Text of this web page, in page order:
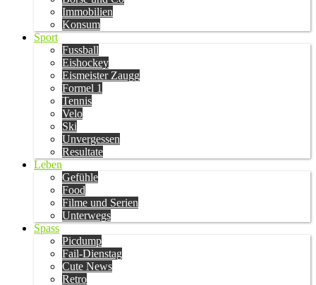
Immobilien
Konsum
Sport
Fussball
Eishockey
Eismeister Zaugg
Formel 1
Tennis
Velo
Ski
Unvergessen
Resultate
Leben
Gefühle
Food
Filme und Serien
Unterwegs
Spass
Picdump
Fail-Dienstag
Cute News
Retro